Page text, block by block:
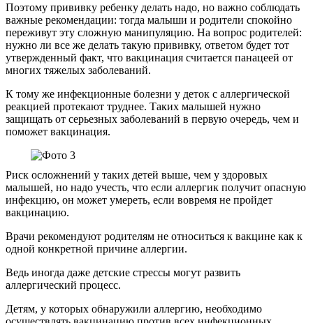
Поэтому прививку ребенку делать надо, но важно соблюдать
важные рекомендации: тогда малыши и родители спокойно
переживут эту сложную манипуляцию. На вопрос родителей:
нужно ли все же делать такую прививку, ответом будет тот
утвержденный факт, что вакцинация считается панацеей от
многих тяжелых заболеваний.
К тому же инфекционные болезни у деток с аллергической
реакцией протекают труднее. Таких малышей нужно
защищать от серьезных заболеваний в первую очередь, чем и
поможет вакцинация.
Риск осложнений у таких детей выше, чем у здоровых
малышей, но надо учесть, что если аллергик получит опасную
инфекцию, он может умереть, если вовремя не пройдет
вакцинацию.
Врачи рекомендуют родителям не относиться к вакцине как к
одной конкретной причине аллергии.
Ведь иногда даже детские стрессы могут развить
аллергический процесс.
Детям, у которых обнаружили аллергию, необходимо